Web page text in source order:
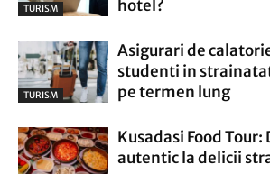
TURISM
hotel?
TURISM
Asigurari de
studenti in
pe termen lung
Kusadasi Food Tour:
autentic la delicii